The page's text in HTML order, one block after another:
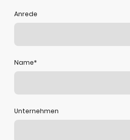
Anrede
Name*
Unternehmen